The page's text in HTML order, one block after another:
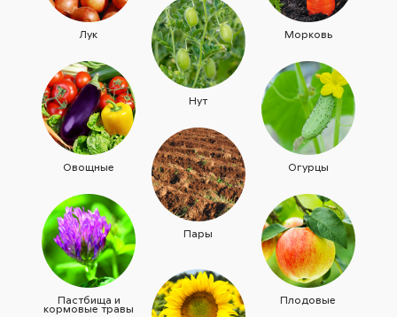
Лук Морковь
Нут
Овощные Огурцы
Пары
Пастбища и
кормовые травы
Плодовые